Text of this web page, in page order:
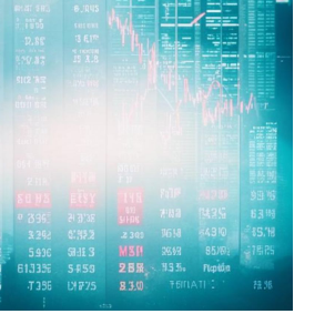
редакционная подписка